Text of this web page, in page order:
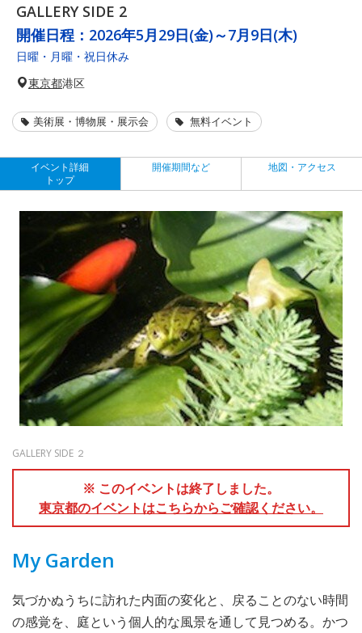
GALLERY SIDE 2
開催日程： 2026年5月29日(金)～7月9日(木)
日曜・月曜・祝日休み
東京都港区
美術展・博物展・展示会 無料イベント
イベント詳細
トップ
開催期間など 地図・アクセス
GALLERY SIDE ２
※ このイベントは終了しました。
東京都のイベントはこちらからご確認ください。
My Garden
気づかぬうちに訪れた内面の変化と、戻ることのない時間
の感覚を、庭という個人的な風景を通して見つめる。かつ